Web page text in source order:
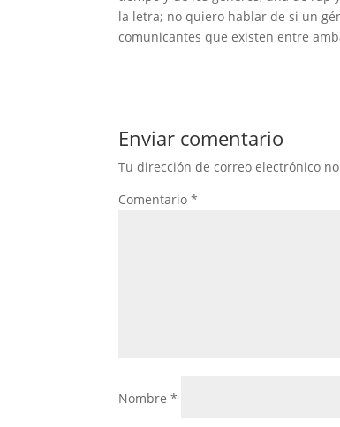
la letra; no quiero hablar de si un
comunicantes que existen entre
Enviar comentario
Tu dirección de correo electrónico
Comentario*
Nombre*